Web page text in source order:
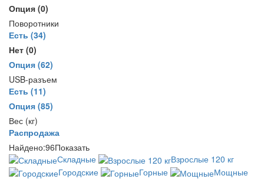
Опция (0)
Поворотники
Есть (34)
Нет (0)
Опция (62)
USB-разъем
Есть (11)
Опция (85)
Вес (кг)
Распродажа
Найдено:96Показать
Складные
Взрослые 120 кг
Городские
Горные Мощные